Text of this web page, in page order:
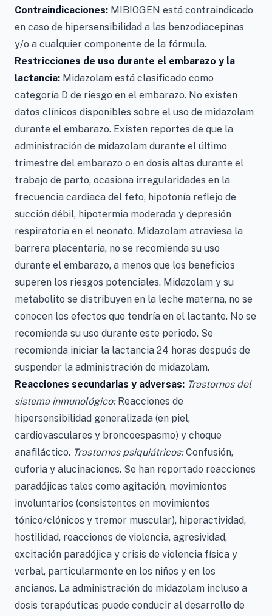
Contraindicaciones: MIBIOGEN está contraindicado
en caso de hipersensibilidad a las benzodiacepinas
y/o a cualquier componente de la fórmula.
Restricciones de uso durante el embarazo y la
lactancia: Midazolam está clasificado como
categoría D de riesgo en el embarazo. No existen
datos clínicos disponibles sobre el uso de midazolam
durante el embarazo. Existen reportes de que la
administración de midazolam durante el último
trimestre del embarazo o en dosis altas durante el
trabajo de parto, ocasiona irregularidades en la
frecuencia cardiaca del feto, hipotonía reflejo de
succión débil, hipotermia moderada y depresión
respiratoria en el neonato. Midazolam atraviesa la
barrera placentaria, no se recomienda su uso
durante el embarazo, a menos que los beneficios
superen los riesgos potenciales. Midazolam y su
metabolito se distribuyen en la leche materna, no se
conocen los efectos que tendría en el lactante. No se
recomienda su uso durante este periodo. Se
recomienda iniciar la lactancia 24 horas después de
suspender la administración de midazolam.
Reacciones secundarias y adversas: Trastornos del
sistema inmunológico:Reacciones de
hipersensibilidad generalizada (en piel,
cardiovasculares y broncoespasmo) y choque
anafiláctico. Trastornos psiquiátricos:Confusión,
euforia y alucinaciones. Se han reportado reacciones
paradójicas tales como agitación, movimientos
involuntarios (consistentes en movimientos
tónico/clónicos y tremor muscular), hiperactividad,
hostilidad, reacciones de violencia, agresividad,
excitación paradójica y crisis de violencia física y
verbal, particularmente en los niños y en los
ancianos. La administración de midazolam incluso a
dosis terapéuticas puede conducir al desarrollo de